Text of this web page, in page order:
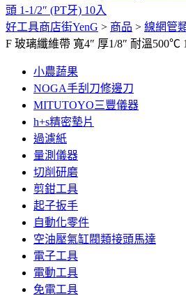
頭 1-1/2″ (PT牙) 10入
好工具商店街YenG > 商品 > 線網管
F 玻璃纖維帶 寬4″ 厚1/8″ 耐溫500℃
小農蔬果
NOGA手刮刀修邊刀
MITUTOYO三豐儀器
h+s精密墊片
過濾紙
量測儀器
切削研磨
剪鉗工具
起子扳手
自動化零件
空油壓氣缸閥類接頭馬達
電子工具
電動工具
免電工具